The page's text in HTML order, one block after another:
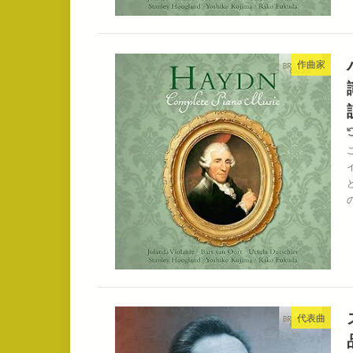
作曲家
代表曲